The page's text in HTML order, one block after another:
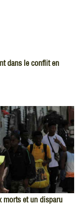
dans le conflit en
morts et un disparu